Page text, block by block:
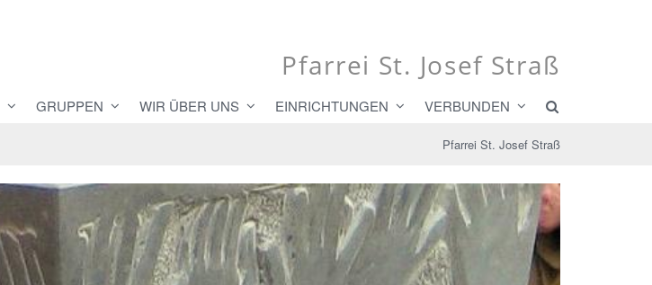
Pfarrei St. Josef Straß
GRUPPEN WIR ÜBER UNS EINRICHTUNGEN VERBUNDEN
Pfarrei St. Josef Straß